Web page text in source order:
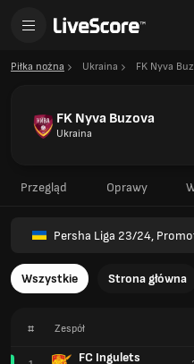
Piłka nożna Ukraina FK Nyva
FK Nyva Buzova
Ukraina
Przegląd Oprawy
Persha Liga 23/24,
Wszystkie Strona główna
# Zespół
FC Ingulets